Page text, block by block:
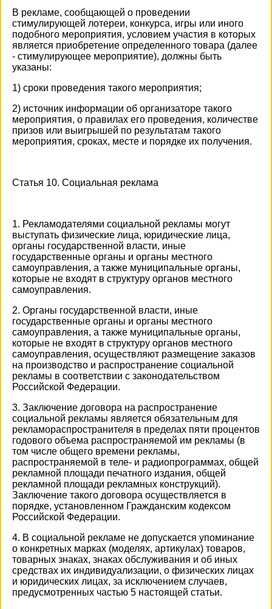
В рекламе, сообщающей о проведении
стимулирующей лотереи, конкурса, игры или иного
подобного мероприятия, условием участия в которых
является приобретение определенного товара (далее
- стимулирующее мероприятие), должны быть
указаны:
1) сроки проведения такого мероприятия;
2) источник информации об организаторе такого
мероприятия, о правилах его проведения, количестве
призов или выигрышей по результатам такого
мероприятия, сроках, месте и порядке их получения.
Статья 10. Социальная реклама
1. Рекламодателями социальной рекламы могут
выступать физические лица, юридические лица,
органы государственной власти, иные
государственные органы и органы местного
самоуправления, а также муниципальные органы,
которые не входят в структуру органов местного
самоуправления.
2. Органы государственной власти, иные
государственные органы и органы местного
самоуправления, а также муниципальные органы,
которые не входят в структуру органов местного
самоуправления, осуществляют размещение заказов
на производство и распространение социальной
рекламы в соответствии с законодательством
Российской Федерации.
3. Заключение договора на распространение
социальной рекламы является обязательным для
рекламораспространителя в пределах пяти процентов
годового объема распространяемой им рекламы (в
том числе общего времени рекламы,
распространяемой в теле- и радиопрограммах, общей
рекламной площади печатного издания, общей
рекламной площади рекламных конструкций).
Заключение такого договора осуществляется в
порядке, установленном Гражданским кодексом
Российской Федерации.
4. В социальной рекламе не допускается упоминание
о конкретных марках (моделях, артикулах) товаров,
товарных знаках, знаках обслуживания и об иных
средствах их индивидуализации, о физических лицах
и юридических лицах, за исключением случаев,
предусмотренных частью 5 настоящей статьи.